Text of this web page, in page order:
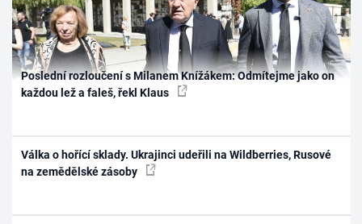
Poslední rozloučení s Milanem Knížákem: Odmítejme jako on
každou lež a faleš, řekl Klaus
Válka o hořící sklady. Ukrajinci udeřili na Wildberries, Rusové
na zemědělské zásoby